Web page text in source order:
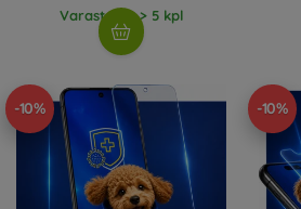
Varastossa > 5 kpl
-10% -10%